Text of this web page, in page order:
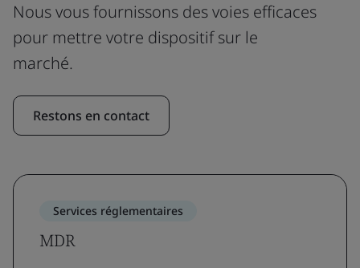
Nous vous fournissons des voies efficaces
pour mettre votre dispositif sur le
marché.
Restons en contact
Services réglementaires
MDR